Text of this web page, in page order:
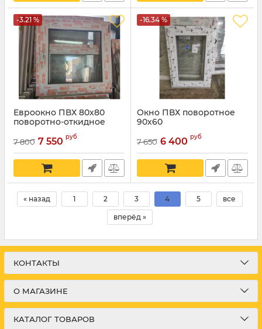
-3.21 %
Евроокно ПВХ 80х80
поворотно-откидное
7 800 7 550 руб
-16.34 %
Окно ПВХ поворотное
90х60
7 650 6 400 руб
« назад 1 2 3 4 5 все
вперёд »
КОНТАКТЫ
О МАГАЗИНЕ
КАТАЛОГ ТОВАРОВ